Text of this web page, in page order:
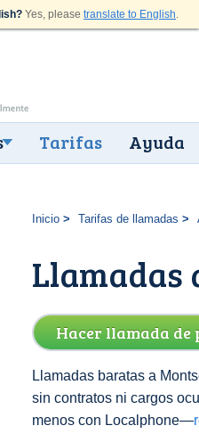
Yes, please translate to English.
Tarifas Ayuda
Inicio Tarifas de llamadas
Llamadas
Hacer llamada de
Llamadas baratas a
sin contratos ni cargos
menos con Localphone—